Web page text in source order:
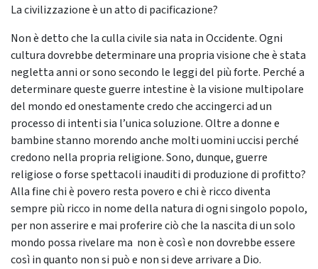
La civilizzazione è un atto di pacificazione?
Non è detto che la culla civile sia nata in Occidente. Ogni
cultura dovrebbe determinare una propria visione che è stata
negletta anni or sono secondo le leggi del più forte. Perché a
determinare queste guerre intestine è la visione multipolare
del mondo ed onestamente credo che accingerci ad un
processo di intenti sia l’unica soluzione. Oltre a donne e
bambine stanno morendo anche molti uomini uccisi perché
credono nella propria religione. Sono, dunque, guerre
religiose o forse spettacoli inauditi di produzione di profitto?
Alla fine chi è povero resta povero e chi è ricco diventa
sempre più ricco in nome della natura di ogni singolo popolo,
per non asserire e mai proferire ciò che la nascita di un solo
mondo possa rivelare ma non è così e non dovrebbe essere
così in quanto non si può e non si deve arrivare a Dio.